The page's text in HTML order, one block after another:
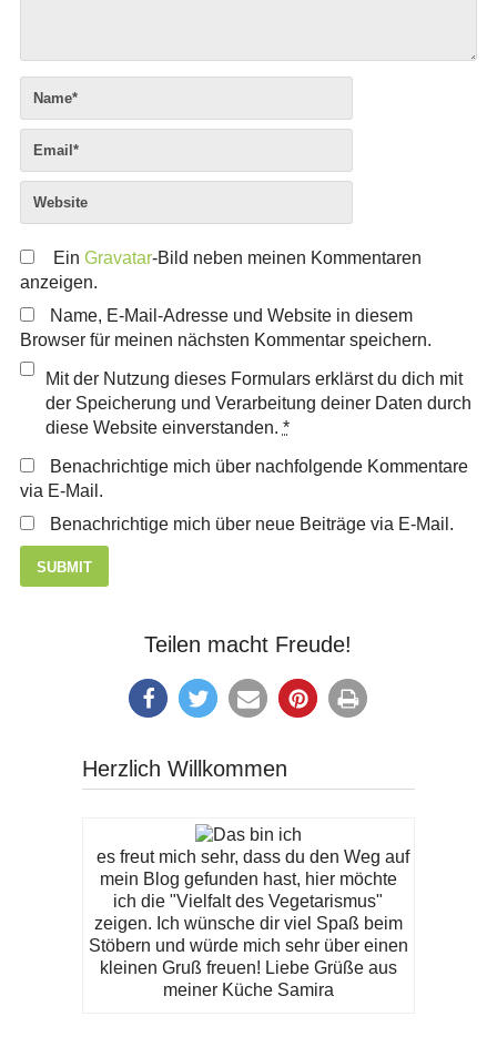
Ein Gravatar-Bild neben meinen Kommentaren
anzeigen.
Name, E-Mail-Adresse und Website in diesem
Browser für meinen nächsten Kommentar speichern.
Mit der Nutzung dieses Formulars erklärst du dich mit
der Speicherung und Verarbeitung deiner Daten durch
diese Website einverstanden. *
Benachrichtige mich über nachfolgende Kommentare
via E-Mail.
Benachrichtige mich über neue Beiträge via E-Mail.
Teilen macht Freude!
Herzlich Willkommen
es freut mich sehr, dass du den Weg auf
mein Blog gefunden hast, hier möchte
ich die "Vielfalt des Vegetarismus"
zeigen. Ich wünsche dir viel Spaß beim
Stöbern und würde mich sehr über einen
kleinen Gruß freuen! Liebe Grüße aus
meiner Küche Samira